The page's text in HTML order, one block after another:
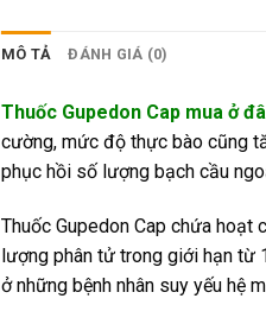
MÔ TẢ ĐÁNH GIÁ (0)
Thuốc Gupedon Cap mua ở
cường, mức độ thực bào cũng
phục hồi số lượng bạch cầu
Thuốc Gupedon Cap chứa
lượng phân tử trong giới hạn từ
ở những bệnh nhân suy yếu hệ